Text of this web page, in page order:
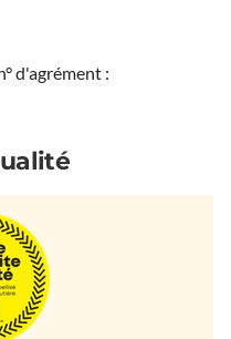
d'agrément :